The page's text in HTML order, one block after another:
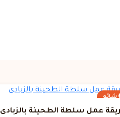
شائع
عمل سلطة الطحينة بالزبادى